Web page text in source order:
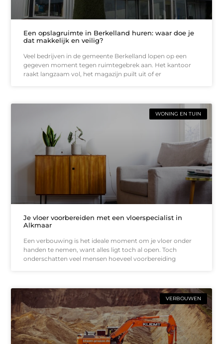
Een opslagruimte in Berkelland huren: waar doe je
dat makkelijk en veilig?
Veel bedrijven in de gemeente Berkelland lopen op een
gegeven moment tegen ruimtegebrek aan. Het kantoor
raakt langzaam vol, het magazijn puilt uit of er
WONING EN TUIN
Je vloer voorbereiden met een vloerspecialist in
Alkmaar
Een verbouwing is het ideale moment om je vloer onder
handen te nemen, want alles ligt toch al open. Toch
onderschatten veel mensen hoeveel voorbereiding
VERBOUWEN